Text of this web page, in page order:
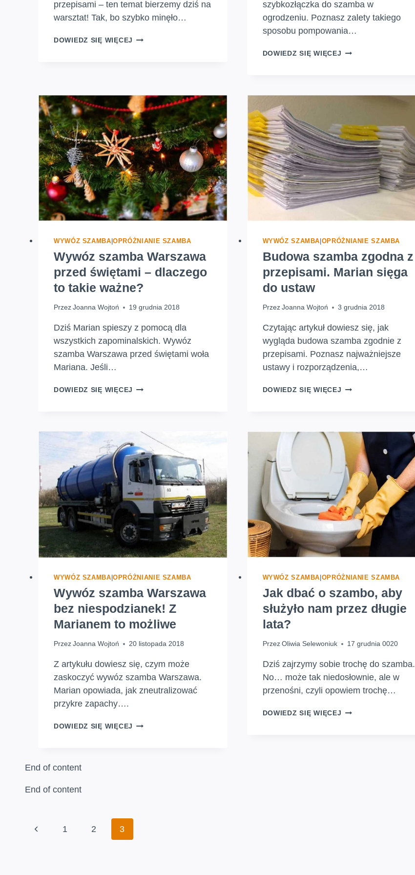
przepisami – ten temat bierzemy dziś na
warsztat! Tak, bo szybko minęło…
DOWIEDZ SIĘ WIĘCEJ NIELEGALNY
OPRÓŻNIANIE
SZAMBA
szybkozłączka do szamba w
ogrodzeniu. Poznasz zalety takiego
sposobu pompowania…
DOWIEDZ SIĘ WIĘCEJ SZYBKOZŁĄCZKA
WYWÓZ SZAMBA |OPRÓŻNIANIE SZAMBA
Wywóz szamba Warszawa
przed świętami – dlaczego
to takie ważne?
PrzezJoanna Wojtoń 19 grudnia 2018
Dziś Marian spieszy z pomocą dla
wszystkich zapominalskich. Wywóz
szamba Warszawa przed świętami woła
Mariana. Jeśli…
DOWIEDZ SIĘ WIĘCEJ WYWÓZ
DLACZEGO
TO
TAKIE
WAŻNE?
WYWÓZ SZAMBA OPRÓŻNIANIE SZAMBA
Budowa szamba zgodna z
przepisami. Marian sięga
do ustaw
Przez Joanna Wojtoń 3 grudnia 2018
Czytając artykuł dowiesz się, jak
wygląda budowa szamba zgodnie z
przepisami. Poznasz najważniejsze
ustawy i rozporządzenia,…
DOWIEDZ SIĘ WIĘCEJ BUDOWA
MARIAN
SIĘGA
USTAW
WYWÓZ SZAMBA |OPRÓŻNIANIE SZAMBA
Wywóz szamba Warszawa
bez niespodzianek! Z
Marianem to możliwe
PrzezJoanna Wojtoń 20 listopada 2018
Z artykułu dowiesz się, czym może
zaskoczyć wywóz szamba Warszawa.
Marian opowiada, jak zneutralizować
przykre zapachy….
DOWIEDZ SIĘ WIĘCEJ WYWÓZ
WYWÓZ SZAMBA OPRÓŻNIANIE SZAMBA
Jak dbać o szambo, aby
służyło nam przez długie
lata?
Przez Oliwia Selewoniuk 17 grudnia 0020
Dziś zajrzymy sobie trochę do szamba.
No… może tak niedosłownie, ale w
przenośni, czyli opowiem trochę…
DOWIEDZ SIĘ WIĘCEJ JAK
End of content
End of content
Nawigacja
Poprzednia
1 2 3